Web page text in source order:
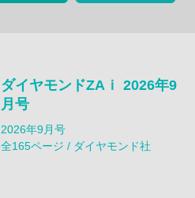
ダイヤモンドZAｉ 2026年9
月号
2026年9月号
全165ページ / ダイヤモンド社